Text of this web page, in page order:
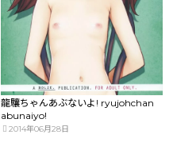
龍驤ちゃんあぶないよ! ryujohchan
abunaiyo!
2014年06月28日